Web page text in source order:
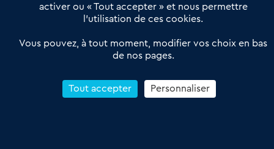
Réseau 3C : un partenaire national dédié aux transactions
Petitscommerces : Un partenariat au service du commerce de
proximité et des territoires
Reprendre un Restaurant Rapide
activer ou « Tout accepter » et nous permettre
l’utilisation de ces cookies.
Vous pouvez, à tout moment, modifier vos choix en bas
de nos pages.
Tout accepter Personnaliser